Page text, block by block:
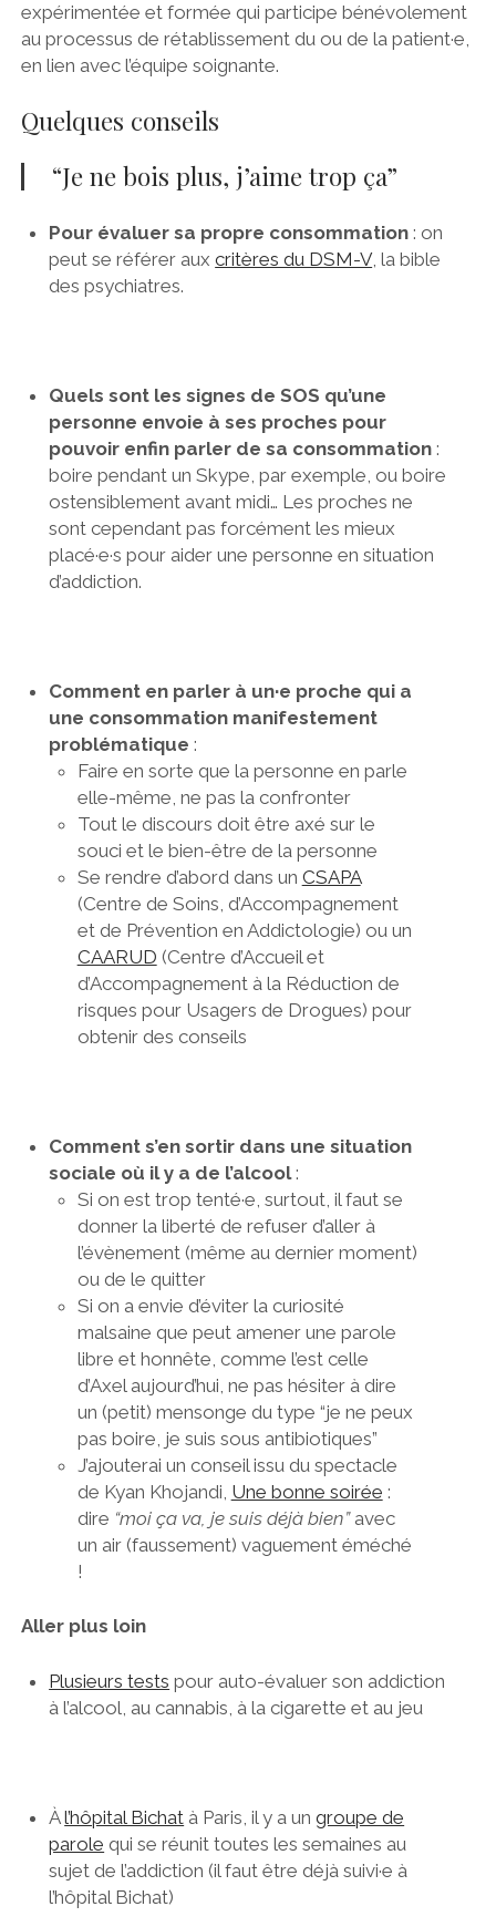
expérimentée et formée qui participe bénévolement
au processus de rétablissement du ou de la patient·e,
en lien avec l’équipe soignante.
Quelques conseils
“Je ne bois plus, j’aime trop ça”
Pour évaluer sa propre consommation : on
peut se référer auxcritères du DSM-V, la bible
des psychiatres.
Quels sont les signes de SOS qu’une
personne envoie à ses proches pour
pouvoir enfin parler de sa consommation :
boire pendant un Skype, par exemple, ou boire
ostensiblement avant midi… Les proches ne
sont cependant pas forcément les mieux
placé·e·s pour aider une personne en situation
d’addiction.
Comment en parler à un·e proche qui a
une consommation manifestement
problématique :
Faire en sorte que la personne en parle
elle-même, ne pas la confronter
Tout le discours doit être axé sur le
souci et le bien-être de la personne
Se rendre d’abord dans un CSAPA
(Centre de Soins, d’Accompagnement
et de Prévention en Addictologie) ou un
CAARUD (Centre d’Accueil et
d’Accompagnement à la Réduction de
risques pour Usagers de Drogues) pour
obtenir des conseils
Comment s’en sortir dans une situation
sociale où il y a de l’alcool:
Si on est trop tenté·e, surtout, il faut se
donner la liberté de refuser d’aller à
l’évènement (même au dernier moment)
ou de le quitter
Si on a envie d’éviter la curiosité
malsaine que peut amener une parole
libre et honnête, comme l’est celle
d’Axel aujourd’hui, ne pas hésiter à dire
un (petit) mensonge du type “je ne peux
pas boire, je suis sous antibiotiques”
J’ajouterai un conseil issu du spectacle
de Kyan Khojandi, Une bonne soirée :
dire “moi ça va, je suis déjà bien”avec
un air (faussement) vaguement éméché
!
Aller plus loin
Plusieurs tests pour auto-évaluer son addiction
à l’alcool, au cannabis, à la cigarette et au jeu
Àl’hôpital Bichat à Paris, il y a ungroupe de
parole qui se réunit toutes les semaines au
sujet de l’addiction (il faut être déjà suivi·e à
l’hôpital Bichat)